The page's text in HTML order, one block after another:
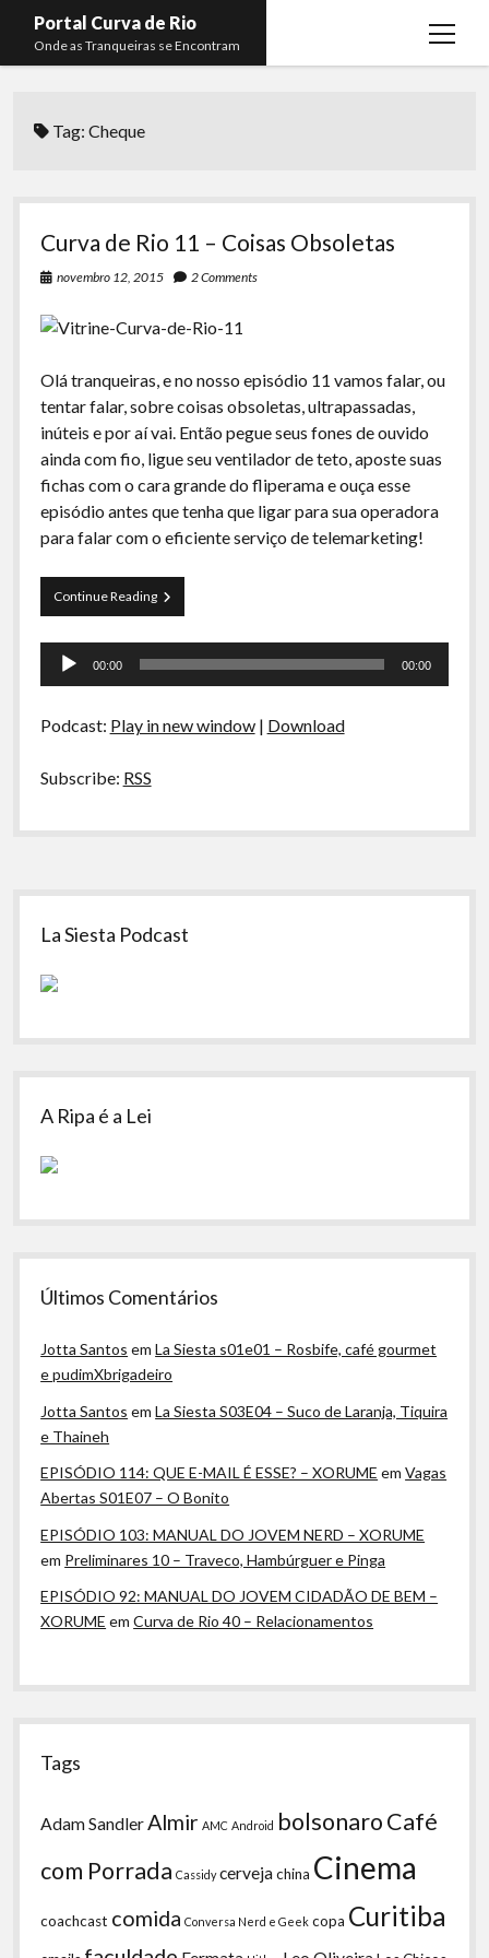
Portal Curva de Rio
Onde as Tranqueiras se Encontram
open
Curva de Rio
Boca do Lixo
Rachão na Beira do RIo
Arquivo CDR
Papo Tranqueira
A Ripa É a Lei
Especiais
Preliminares
Membros
open
Rafael Almeida
Tag:Cheque
Curva de Rio 11 – Coisas Obsoletas
novembro 12, 2015 2 Comments
Olá tranqueiras, e no nosso episódio 11 vamos falar, ou
tentar falar, sobre coisas obsoletas, ultrapassadas,
inúteis e por aí vai. Então pegue seus fones de ouvido
ainda com fio, ligue seu ventilador de teto, aposte suas
fichas com o cara grande do fliperama e ouça esse
episódio antes que tenha que ligar para sua operadora
para falar com o eficiente serviço de telemarketing!
Continue ReadingCurva
de
–
Tocador
00:00 00:00
Podcast: Play in new window| Download
Subscribe: RSS
Sidebar
La Siesta Podcast
A Ripa é a Lei
Últimos Comentários
Jotta Santos emLa Siesta s01e01 – Rosbife, café gourmet
e pudimXbrigadeiro
Jotta Santos emLa Siesta S03E04 – Suco de Laranja, Tiquira
e Thaineh
EPISÓDIO 114: QUE E-MAIL É ESSE? – XORUME emVagas
Abertas S01E07 – O Bonito
EPISÓDIO 103: MANUAL DO JOVEM NERD – XORUME
em Preliminares 10 – Traveco, Hambúrguer e Pinga
EPISÓDIO 92: MANUAL DO JOVEM CIDADÃO DE BEM –
XORUME emCurva de Rio 40 – Relacionamentos
Tags
Adam Sandler Almir AMC Android bolsonaroCafé
com Porrada Cassidy cervejachina Cinema
coachcast comida Conversa Nerd e Geek copa Curitiba